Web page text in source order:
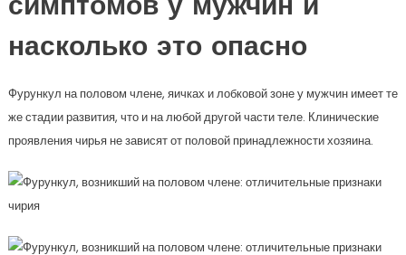
симптомов у мужчин и
насколько это опасно
Фурункул на половом члене, яичках и лобковой зоне у мужчин имеет те
же стадии развития, что и на любой другой части теле. Клинические
проявления чирья не зависят от половой принадлежности хозяина.